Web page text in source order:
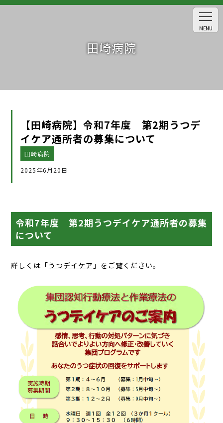
田崎病院
【田崎病院】令和7年度 第2期うつデ
イケア通所者の募集について
田崎病院
2025年6月20日
令和7年度 第2期うつデイケア通所者の募集
について
詳しくは「うつデイケア 」をご覧ください。
MENU